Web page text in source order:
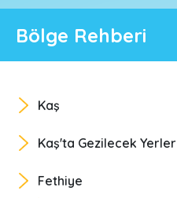
Bölge Rehberi
Kaş
Kaş'ta Gezilecek Yerler
Fethiye